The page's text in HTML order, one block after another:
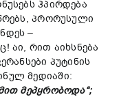
ჰპირდება
პრორუსული
–
აი, რით აიხსნება
პუტინის
მედიაში:
მეპყრობოდა“;